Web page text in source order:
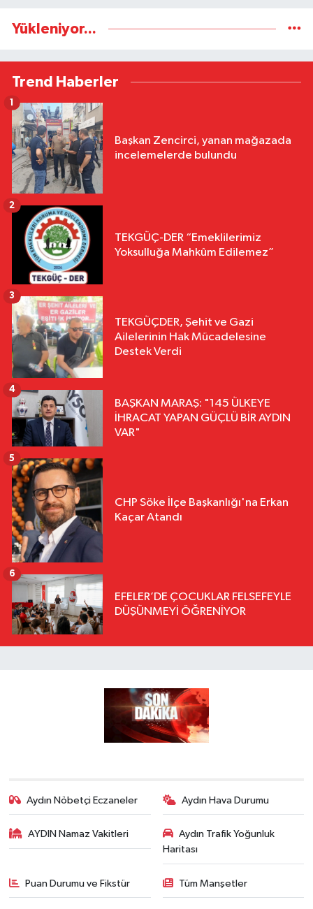
Yükleniyor...
Trend Haberler
Başkan Zencirci, yanan mağazada
incelemelerde bulundu
1
TEKGÜÇ-DER “Emeklilerimiz
Yoksulluğa Mahkûm Edilemez”
2
TEKGÜÇDER, Şehit ve Gazi
Ailelerinin Hak Mücadelesine
Destek Verdi
3
BAŞKAN MARAŞ: "145 ÜLKEYE
İHRACAT YAPAN GÜÇLÜ BİR AYDIN
VAR"
4
CHP Söke İlçe Başkanlığı'na Erkan
Kaçar Atandı
5
EFELER’DE ÇOCUKLAR FELSEFEYLE
DÜŞÜNMEYİ ÖĞRENİYOR
6
Aydın Nöbetçi Eczaneler Aydın Hava Durumu
AYDIN Namaz Vakitleri
Aydın Trafik Yoğunluk
Haritası
Puan Durumu ve Fikstür Tüm Manşetler